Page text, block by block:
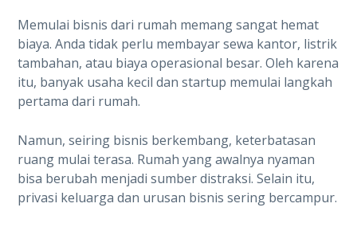
Memulai bisnis dari rumah memang sangat hemat
biaya. Anda tidak perlu membayar sewa kantor, listrik
tambahan, atau biaya operasional besar. Oleh karena
itu, banyak usaha kecil dan startup memulai langkah
pertama dari rumah.
Namun, seiring bisnis berkembang, keterbatasan
ruang mulai terasa. Rumah yang awalnya nyaman
bisa berubah menjadi sumber distraksi. Selain itu,
privasi keluarga dan urusan bisnis sering bercampur.